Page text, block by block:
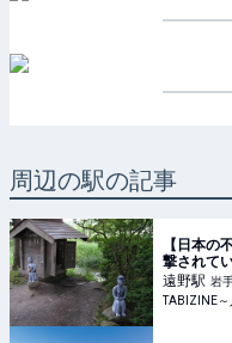
周辺の駅の記事
【日本の
撃されて
遠野駅 岩
TABIZINE～